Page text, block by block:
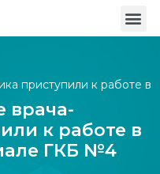
приступили к работе в
врача-
к работе в
ГКБ №4